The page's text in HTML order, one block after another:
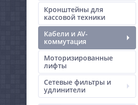
Кронштейны для
кассовой техники
Кабели и AV-
коммутация
Моторизированные
лифты
Сетевые фильтры и
удлинители